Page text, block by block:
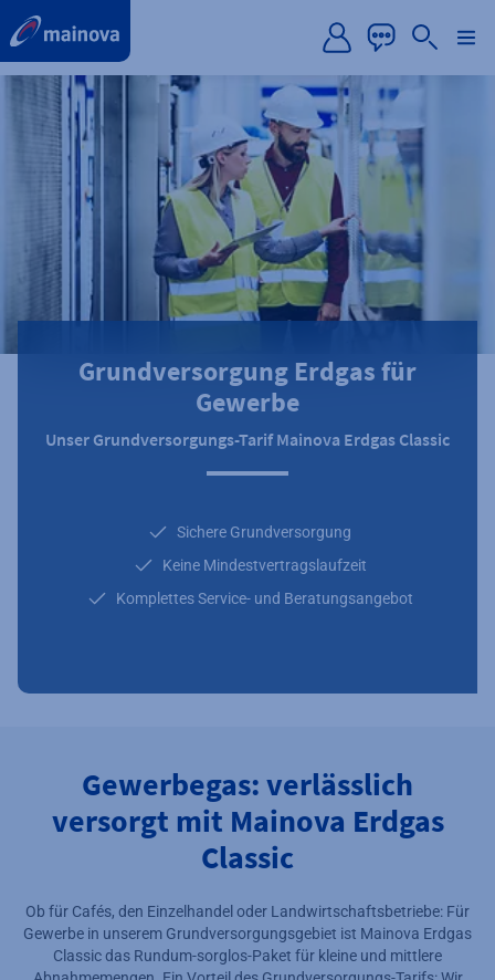
Grundversorgung Erdgas für
Gewerbe
Unser Grundversorgungs-Tarif Mainova Erdgas Classic
Sichere Grundversorgung
Keine Mindestvertragslaufzeit
Komplettes Service- und Beratungsangebot
Gewerbegas: verlässlich
versorgt mit Mainova Erdgas
Classic
Ob für Cafés, den Einzelhandel oder Landwirtschaftsbetriebe: Für
Gewerbe in unserem Grundversorgungsgebiet ist Mainova Erdgas
Classic das Rundum-sorglos-Paket für kleine und mittlere